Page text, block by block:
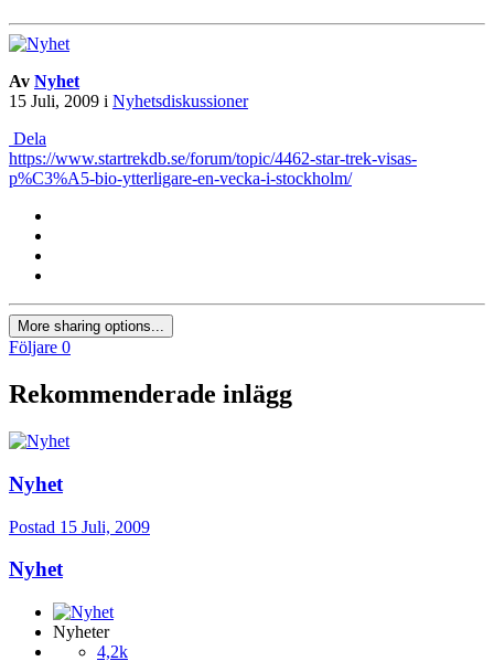
Av Nyhet
15 Juli, 2009 i Nyhetsdiskussioner
Dela
https://www.startrekdb.se/forum/topic/4462-star-trek-visas-
p%C3%A5-bio-ytterligare-en-vecka-i-stockholm/
More sharing options...
Följare 0
Rekommenderade inlägg
Nyhet
Postad 15 Juli, 2009
Nyhet
Nyheter
4,2k